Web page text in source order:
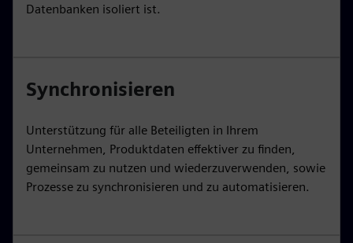
Datenbanken isoliert ist.
Synchronisieren
Unterstützung für alle Beteiligten in Ihrem
Unternehmen, Produktdaten effektiver zu finden,
gemeinsam zu nutzen und wiederzuverwenden, sowie
Prozesse zu synchronisieren und zu automatisieren.